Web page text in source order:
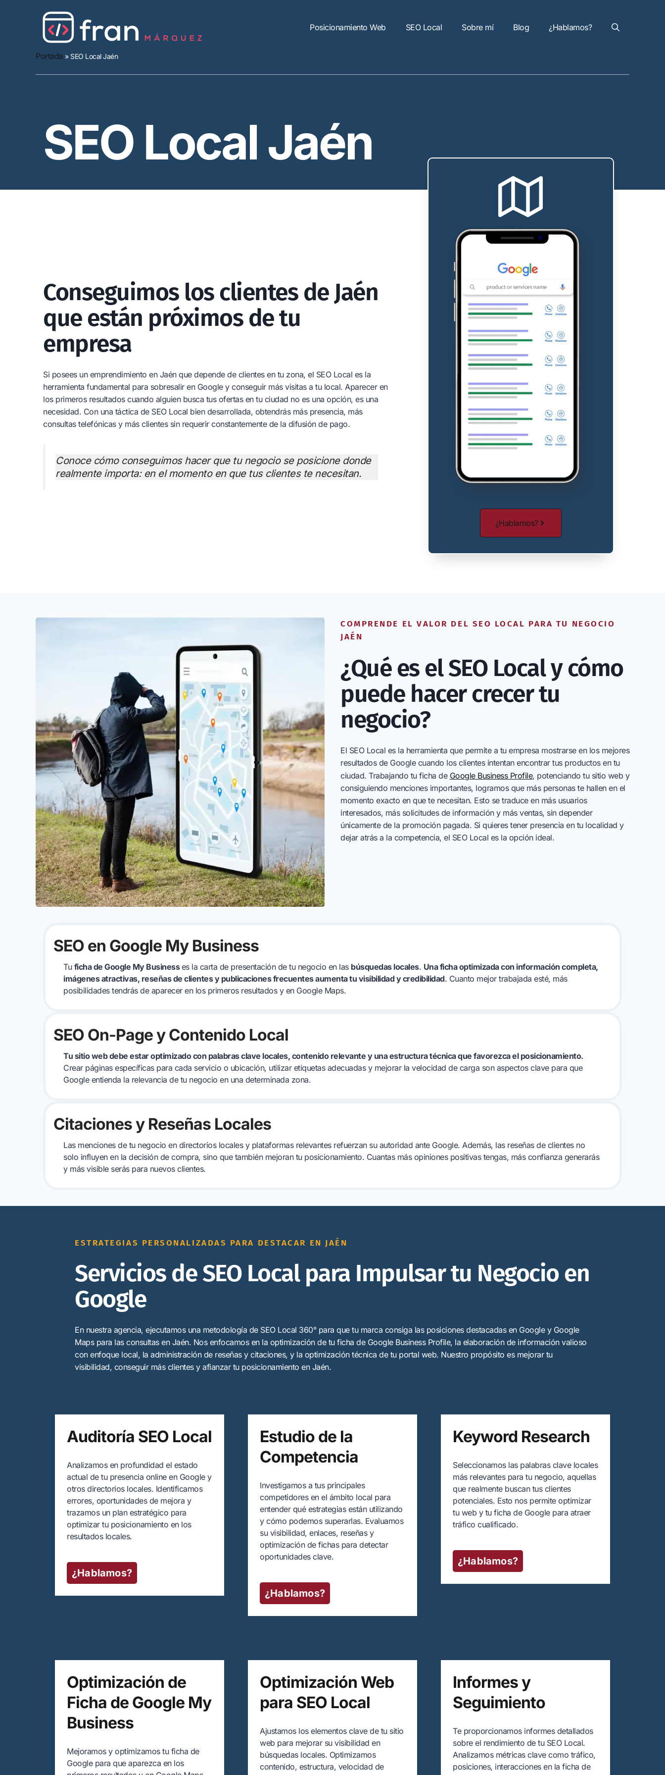
Posicionamiento Web SEO Local Sobre mí Blog ¿Hablamos?
Portada » SEO Local Jaén
SEO Local Jaén
Conseguimos los clientes de Jaén
que están próximos de tu
empresa
Si posees un emprendimiento en Jaén que depende de clientes en tu zona, el SEO Local es la
herramienta fundamental para sobresalir en Google y conseguir más visitas a tu local. Aparecer en
los primeros resultados cuando alguien busca tus ofertas en tu ciudad no es una opción, es una
necesidad. Con una táctica de SEO Local bien desarrollada, obtendrás más presencia, más
consultas telefónicas y más clientes sin requerir constantemente de la difusión de pago.
Conoce cómo conseguimos hacer que tu negocio se posicione donde
realmente importa: en el momento en que tus clientes te necesitan.
¿Hablamos?
COMPRENDE EL VALOR DEL SEO LOCAL PARA TU NEGOCIO
JAÉN
¿Qué es el SEO Local y cómo
puede hacer crecer tu
negocio?
El SEO Local es la herramienta que permite a tu empresa mostrarse en los mejores
resultados de Google cuando los clientes intentan encontrar tus productos en tu
ciudad. Trabajando tu ficha de Google Business Profile, potenciando tu sitio web y
consiguiendo menciones importantes, logramos que más personas te hallen en el
momento exacto en que te necesitan. Esto se traduce en más usuarios
interesados, más solicitudes de información y más ventas, sin depender
únicamente de la promoción pagada. Si quieres tener presencia en tu localidad y
dejar atrás a la competencia, el SEO Local es la opción ideal.
SEO en Google My Business
Tu ficha de Google My Businesses la carta de presentación de tu negocio en las búsquedas locales. Una ficha optimizada con información completa,
imágenes atractivas, reseñas de clientes y publicaciones frecuentes aumenta tu visibilidad y credibilidad. Cuanto mejor trabajada esté, más
posibilidades tendrás de aparecer en los primeros resultados y en Google Maps.
SEO On-Page y Contenido Local
Tu sitio web debe estar optimizado con palabras clave locales, contenido relevante y una estructura técnica que favorezca el posicionamiento.
Crear páginas específicas para cada servicio o ubicación, utilizar etiquetas adecuadas y mejorar la velocidad de carga son aspectos clave para que
Google entienda la relevancia de tu negocio en una determinada zona.
Citaciones y Reseñas Locales
Las menciones de tu negocio en directorios locales y plataformas relevantes refuerzan su autoridad ante Google. Además, las reseñas de clientes no
solo influyen en la decisión de compra, sino que también mejoran tu posicionamiento. Cuantas más opiniones positivas tengas, más confianza generarás
y más visible serás para nuevos clientes.
ESTRATEGIAS PERSONALIZADAS PARA DESTACAR EN JAÉN
Servicios de SEO Local para Impulsar tu Negocio en
Google
En nuestra agencia, ejecutamos una metodología de SEO Local 360° para que tu marca consiga las posiciones destacadas en Google y Google
Maps para las consultas en Jaén. Nos enfocamos en la optimización de tu ficha de Google Business Profile, la elaboración de información valioso
con enfoque local, la administración de reseñas y citaciones, y la optimización técnica de tu portal web. Nuestro propósito es mejorar tu
visibilidad, conseguir más clientes y afianzar tu posicionamiento en Jaén.
Auditoría SEO Local
Analizamos en profundidad el estado
actual de tu presencia online en Google y
otros directorios locales. Identificamos
errores, oportunidades de mejora y
trazamos un plan estratégico para
optimizar tu posicionamiento en los
resultados locales.
¿Hablamos?
Estudio de la
Competencia
Investigamos a tus principales
competidores en el ámbito local para
entender qué estrategias están utilizando
y cómo podemos superarlas. Evaluamos
su visibilidad, enlaces, reseñas y
optimización de fichas para detectar
oportunidades clave.
¿Hablamos?
Keyword Research
Seleccionamos las palabras clave locales
más relevantes para tu negocio, aquellas
que realmente buscan tus clientes
potenciales. Esto nos permite optimizar
tu web y tu ficha de Google para atraer
tráfico cualificado.
¿Hablamos?
Optimización de
Ficha de Google My
Business
Mejoramos y optimizamos tu ficha de
Google para que aparezca en los
Optimización Web
para SEO Local
Ajustamos los elementos clave de tu sitio
web para mejorar su visibilidad en
búsquedas locales. Optimizamos
contenido, estructura, velocidad de
Informes y
Seguimiento
Te proporcionamos informes detallados
sobre el rendimiento de tu SEO Local.
Analizamos métricas clave como tráfico,
posiciones, interacciones en la ficha de